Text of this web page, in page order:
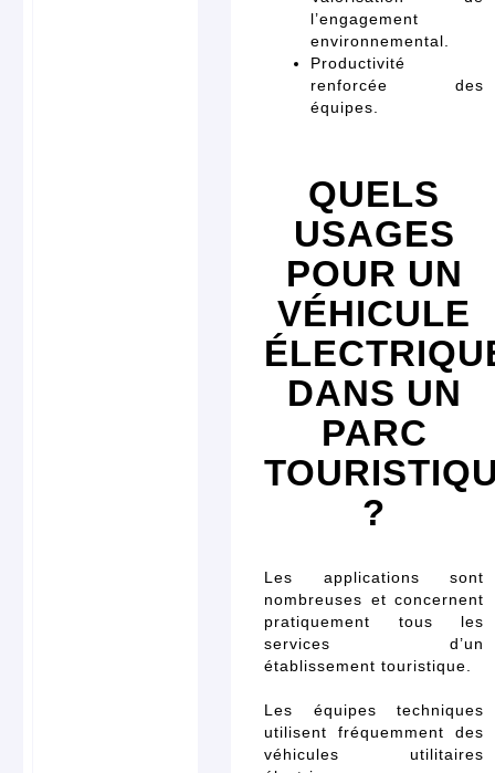
l’engagement
environnemental.
Productivité
renforcée des
équipes.
QUELS
USAGES
POUR UN
VÉHICULE
DANS UN
PARC
?
Les applications sont
nombreuses et concernent
pratiquement tous les
services d’un
établissement touristique.
Les équipes techniques
utilisent fréquemment des
véhicules utilitaires